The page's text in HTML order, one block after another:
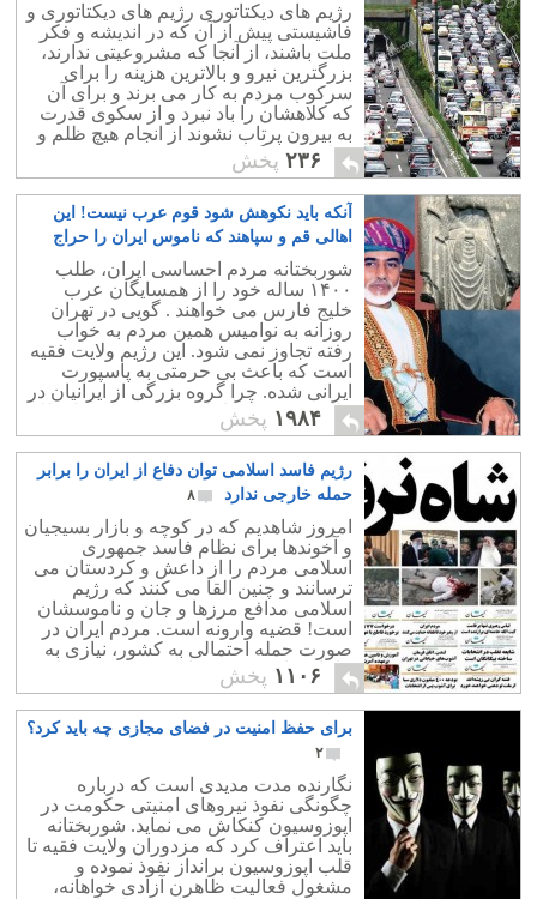
رژیم های دیکتاتوری رژیم های دیکتاتوری و
فاشیستی پیش از آن که در اندیشه و فکر
ملت باشند، از آنجا که مشروعیتی ندارند،
بزرگترین نیرو و بالاترین هزینه را برای
سرکوب مردم به کار می برند و برای آن
که کلاهشان را باد نبرد و از سکوی قدرت
به بیرون پرتاب نشوند از انجام هیچ ظلم و
جنایتی فروگزار نیستند.
۲۳۶ پخش
آنکه باید نکوهش شود قوم عرب نیست! این
اهالی قم و سپاهند که ناموس ایران را حراج
کرده اند
شوربختانه مردم احساسی ایران، طلب
۱۴۰۰ ساله خود را از همسایگان عرب
خلیج فارس می خواهند . گویی در تهران
روزانه به نوامیس همین مردم به خواب
رفته تجاوز نمی شود. این رژیم ولایت فقیه
است که باعث بی حرمتی به پاسپورت
ایرانی شده. چرا گروه بزرگی از ایرانیان در
مالزی به جرم قاچاق مواد مخدر در انتظار
اعدامند؟
۱۹۸۴ پخش
رژیم فاسد اسلامی توان دفاع از ایران را برابر
حمله خارجی ندارد
۸
امروز شاهدیم که در کوچه و بازار بسیجیان
و آخوندها برای نظام فاسد جمهوری
اسلامی مردم را از داعش و کردستان می
ترسانند و چنین القا می کنند که رژیم
اسلامی مدافع مرزها و جان و ناموسشان
است! قضیه وارونه است. مردم ایران در
صورت حمله احتمالی به کشور، نیازی به
ملایان فاسد و بسیجیان خودفروخته ندارند
۱۱۰۶ پخش
برای حفظ امنیت در فضای مجازی چه باید کرد؟
۲
نگارنده مدت مدیدی است که درباره
چگونگی نفوذ نیروهای امنیتی حکومت در
اپوزوسیون کنکاش می نماید. شوربختانه
باید اعتراف کرد که مزدوران ولایت فقیه تا
قلب اپوزوسیون برانداز نفوذ نموده و
مشغول فعالیت ظاهرن آزادی خواهانه،